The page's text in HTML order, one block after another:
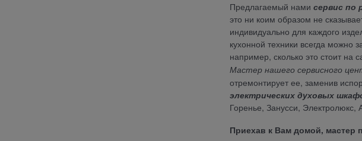
Предлагаемый нами сервис по
это ни коим образом не
индивидуально для каждого
кухонной техники всегда можно
например, сколько это стоит на
Мастер нашего сервисного
отремонтирует ее, заменив
электрических духовых
Горенье, Занусси,
Приехав к Вам домой, мастер